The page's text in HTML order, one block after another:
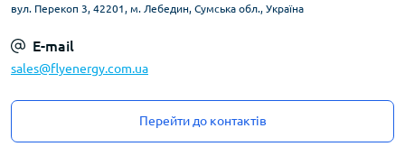
вул. Перекоп 3, 42201, м. Лебедин, Сумська обл., Україна
E-mail
sales@flyenergy.com.ua
Перейти до контактів